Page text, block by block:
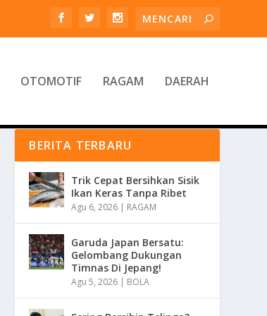
OTOMOTIF RAGAM DAERAH
BERITA TERBARU
Trik Cepat Bersihkan Sisik
Ikan Keras Tanpa Ribet
Agu 6, 2026 | RAGAM
Garuda Japan Bersatu:
Gelombang Dukungan
Timnas Di Jepang!
Agu 5, 2026 | BOLA